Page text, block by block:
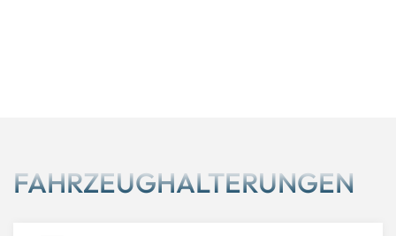
FAHRZEUGHALTERUNGEN